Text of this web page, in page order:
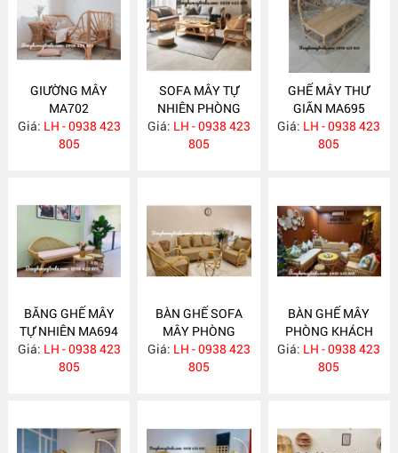
GIƯỜNG MÂY
MA702
Giá: LH - 0938 423
805
SOFA MÂY TỰ
NHIÊN PHÒNG
KHÁCH MA697
Giá: LH - 0938 423
805
GHẾ MÂY THƯ
GIÃN MA695
Giá: LH - 0938 423
805
BĂNG GHẾ MÂY
TỰ NHIÊN MA694
Giá: LH - 0938 423
805
BÀN GHẾ SOFA
MÂY PHÒNG
KHÁCH MA689
Giá: LH - 0938 423
805
BÀN GHẾ MÂY
PHÒNG KHÁCH
MA688
Giá: LH - 0938 423
805